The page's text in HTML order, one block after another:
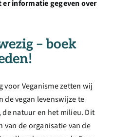
er informatie gegeven over
– boek
voor Veganisme zetten wij
de vegan levenswijze te
natuur en het milieu. Dit
van de organisatie van de